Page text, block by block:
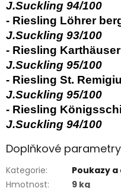
J.Suckling 94/100
- Riesling Löhrer
J.Suckling 93/100
- Riesling Karthäuser
J.Suckling 95/100
- Riesling St.
J.Suckling 95/100
- Riesling
J.Suckling 94/100
Doplňkové parametry
Kategorie:
Poukazy
Hmotnost:
9 kg